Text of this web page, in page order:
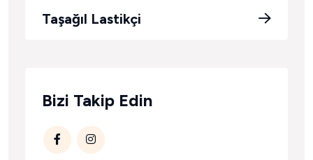
Taşağıl Lastikçi
Bizi Takip Edin